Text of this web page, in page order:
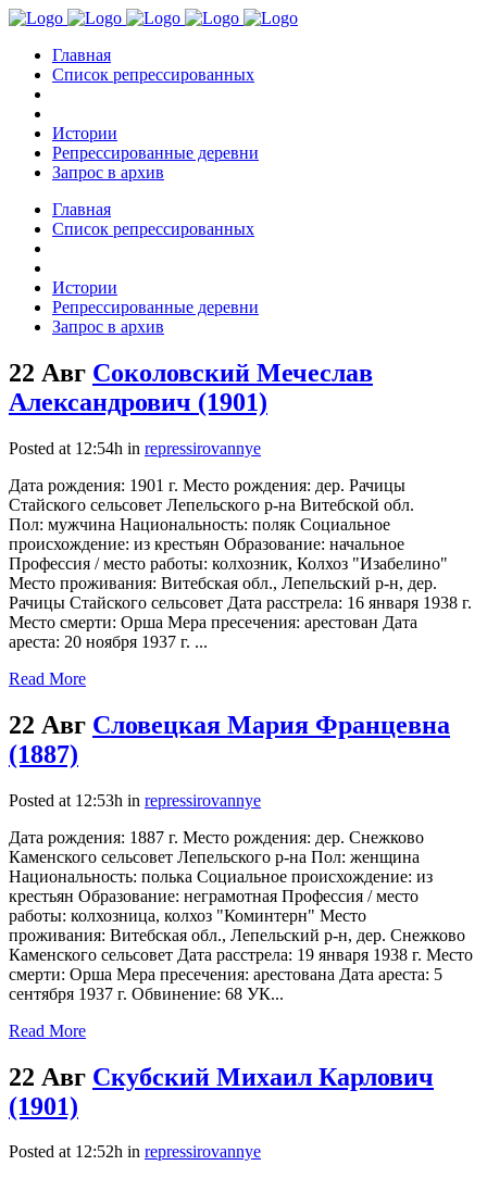
Главная
Список репрессированных
Истории
Репрессированные деревни
Запрос в архив
Главная
Список репрессированных
Истории
Репрессированные деревни
Запрос в архив
22 Авг Соколовский Мечеслав
Александрович (1901)
Posted at 12:54h in repressirovannye
Дата рождения: 1901 г. Место рождения: дер. Рачицы
Стайского сельсовет Лепельского р-на Витебской обл.
Пол: мужчина Национальность: поляк Социальное
происхождение: из крестьян Образование: начальное
Профессия / место работы: колхозник, Колхоз "Изабелино"
Место проживания: Витебская обл., Лепельский р-н, дер.
Рачицы Стайского сельсовет Дата расстрела: 16 января 1938 г.
Место смерти: Орша Мера пресечения: арестован Дата
ареста: 20 ноября 1937 г. ...
Read More
22 Авг Словецкая Мария Францевна
(1887)
Posted at 12:53h in repressirovannye
Дата рождения: 1887 г. Место рождения: дер. Снежково
Каменского сельсовет Лепельского р-на Пол: женщина
Национальность: полька Социальное происхождение: из
крестьян Образование: неграмотная Профессия / место
работы: колхозница, колхоз "Коминтерн" Место
проживания: Витебская обл., Лепельский р-н, дер. Снежково
Каменского сельсовет Дата расстрела: 19 января 1938 г. Место
смерти: Орша Мера пресечения: арестована Дата ареста: 5
сентября 1937 г. Обвинение: 68 УК...
Read More
22 Авг Скубский Михаил Карлович
(1901)
Posted at 12:52h in repressirovannye